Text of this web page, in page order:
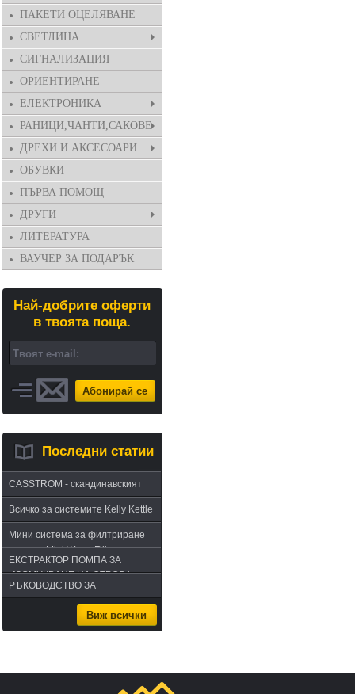
ПАКЕТИ ОЦЕЛЯВАНЕ
СВЕТЛИНА
СИГНАЛИЗАЦИЯ
ОРИЕНТИРАНЕ
ЕЛЕКТРОНИКА
РАНИЦИ,ЧАНТИ,САКОВЕ
ДРЕХИ И АКСЕСОАРИ
ОБУВКИ
ПЪРВА ПОМОЩ
ДРУГИ
ЛИТЕРАТУРА
ВАУЧЕР ЗА ПОДАРЪК
Най-добрите оферти
в твоята поща.
Абонирай се
Последни статии
CASSTROM - скандинавският
път в оцеляването или
бушкрафт по лапландски
Всичко за системите Kelly Kettle
Мини система за филтриране
на вода Mini Water Filter
ЕКСТРАКТОР ПОМПА ЗА
ИЗСМУКВАНЕ НА ОТРОВА -
комплект за извличане на
РЪКОВОДСТВО ЗА
БЕЗОПАСНА ВОДА ПРИ
Виж всички